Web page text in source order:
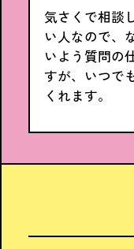
気さくで相談
い人なので、
いよう質問の
すが、いつで
くれます。